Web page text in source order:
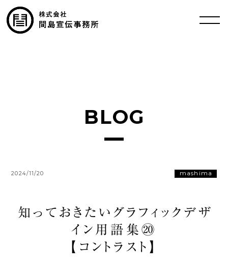
BLOG
2024/11/20 mashima
知っておきたいグラフィックデザ
イン用語集⑳
【コントラスト】